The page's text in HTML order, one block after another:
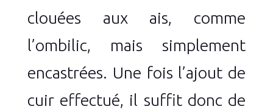
clouées aux ais, comme
l’ombilic, mais simplement
encastrées. Une fois l’ajout de
cuir effectué, il suffit donc de